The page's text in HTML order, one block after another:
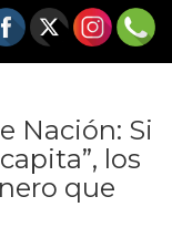
Nación: Si
los
que